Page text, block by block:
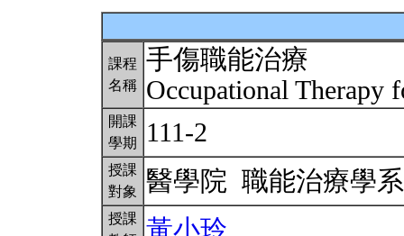
課程
名稱
手傷職能治療
Occupational Therapy
開課
學期
111-2
授課
對象
醫學院 職能治療學
授課
黃小玲